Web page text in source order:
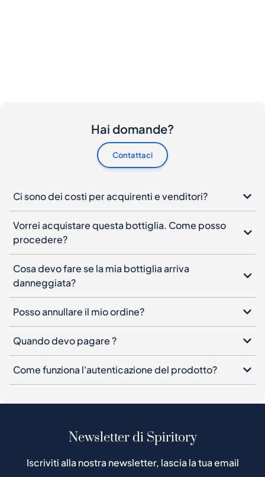
Hai domande?
Contattaci
Ci sono dei costi per acquirenti e venditori?
Vorrei acquistare questa bottiglia. Come posso
procedere?
Cosa devo fare se la mia bottiglia arriva
danneggiata?
Posso annullare il mio ordine?
Quando devo pagare ?
Come funziona l'autenticazione del prodotto?
Newsletter di Spiritory
Iscriviti alla nostra newsletter, lascia la tua email